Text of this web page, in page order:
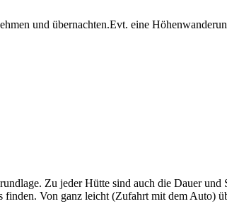
und übernachten.Evt. eine
Zu jeder Hütte sind auch die Dauer
Von ganz leicht (Zufahrt mit dem Auto)